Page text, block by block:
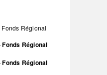
Régional
Fonds Régional
Fonds Régional